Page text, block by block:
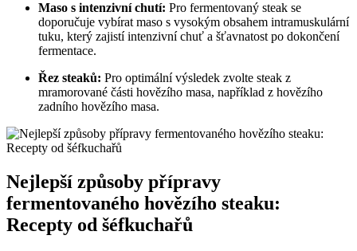
Maso s intenzivní chutí: Pro fermentovaný steak se
doporučuje vybírat maso s vysokým obsahem intramuskulární
tuku, který zajistí intenzivní chuť a šťavnatost po dokončení
fermentace.
Řez steaků: Pro optimální výsledek zvolte steak z
mramorované části hovězího masa, například z hovězího
zadního hovězího masa.
Nejlepší způsoby přípravy
fermentovaného hovězího steaku:
Recepty od šéfkuchařů